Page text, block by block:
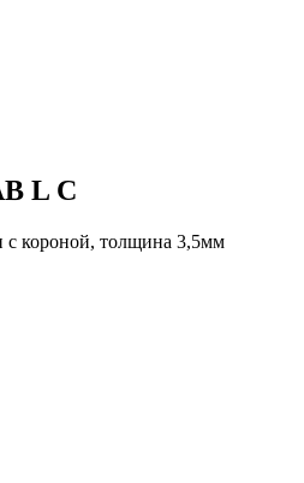
L C
с короной, толщина 3,5мм